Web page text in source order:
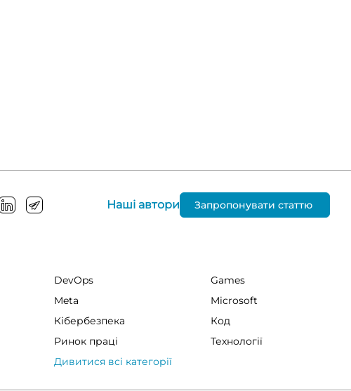
Наші автори Запропонувати статтю
DevOps
Games
Meta
Microsoft
Кібербезпека
Код
Ринок праці
Технології
Дивитися всі категорії